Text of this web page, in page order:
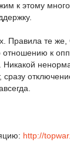
к этому
Правила те же,
отношению к
http://